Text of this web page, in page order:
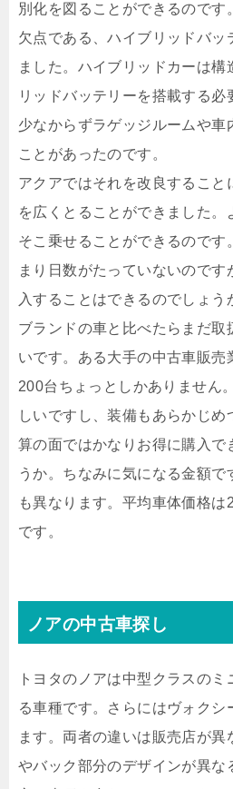
別化を図ることができるのです
欠点である、ハイブリッドバッ
ました。ハイブリッドカーは構
リッドバッテリーを搭載する必
少なからずラゲッジルームや車
ことがあったのです。
アクアではそれを改良すること
を広くとることができました。
そこ乗せることができるのです
まり日数がたっていないのです
入することはできるのでしょう
ブランドの車と比べたらまだ取
いです。ある大手の中古車販売
200台ちょっとしかありません
しいですし、装備もあらかじめ
算の面ではかなりお得に購入で
うか。ちなみに気になる金額で
も異なります。平均車体価格は
です。
ノアの中古車探し
トヨタのノアは中型クラスの
る車種です。さらにはヴォクシ
ます。両者の違いは販売店が異
やバック部分のデザインが異な